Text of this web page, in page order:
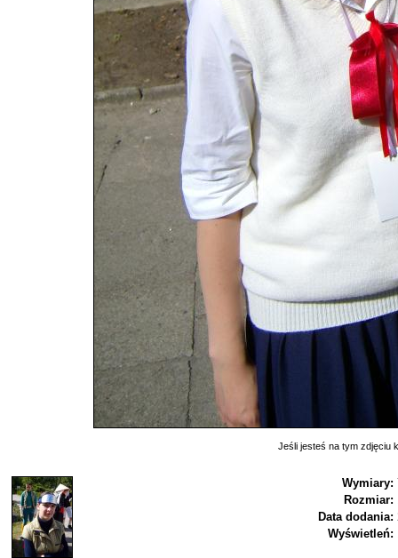
Jeśli jesteś na tym zdjęciu
Wymiary:
Rozmiar:
Data dodania:
Wyświetleń: